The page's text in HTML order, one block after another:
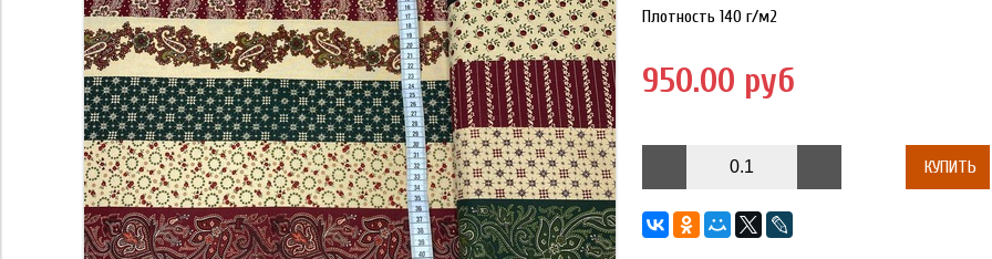
Плотность 140 г/м2
950.00 руб
КУПИТЬ